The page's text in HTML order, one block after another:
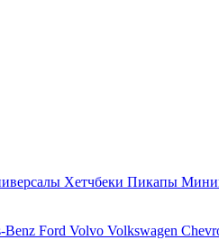
Хетчбеки Пикапы
Benz Ford Volvo Volkswagen